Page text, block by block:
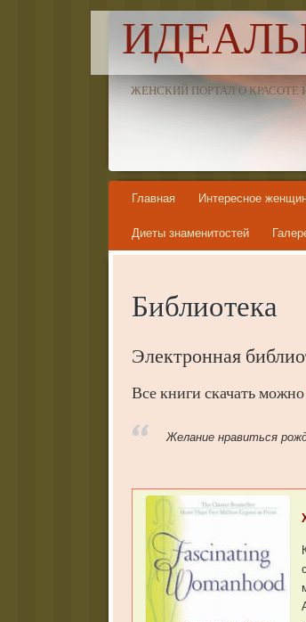
ЖЕНСКИЙ ПОРТАЛ О КРАСОТЕ
Skip to content
Главная Интересное
Диеты знаменитостей
Библиотека
Электронная
Все книги скачать можно
Желание нравиться